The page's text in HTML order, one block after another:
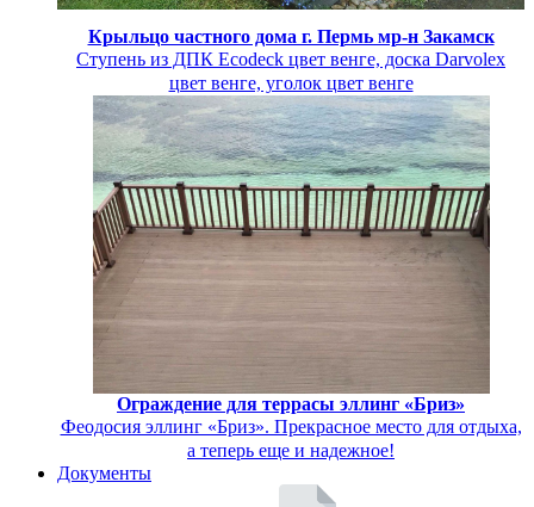
Крыльцо частного дома г. Пермь мр-н Закамск
Ступень из ДПК Ecodeck цвет венге, доска Darvolex
цвет венге, уголок цвет венге
Ограждение для террасы эллинг «Бриз»
Феодосия эллинг «Бриз». Прекрасное место для отдыха,
а теперь еще и надежное!
Документы